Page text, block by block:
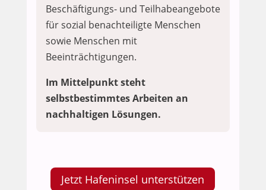
Beschäftigungs- und Teilhabeangebote
für sozial benachteiligte Menschen
sowie Menschen mit
Beeinträchtigungen.
Im Mittelpunkt steht
selbstbestimmtes Arbeiten an
nachhaltigen Lösungen.
Jetzt Hafeninsel unterstützen